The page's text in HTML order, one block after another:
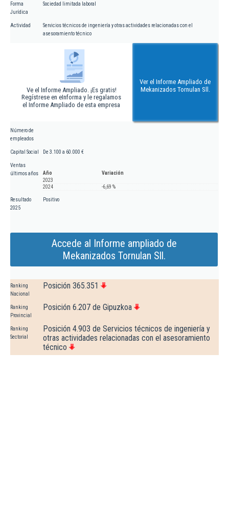
Forma
Jurídica
Sociedad limitada laboral
Actividad
Servicios técnicos de ingeniería y otras actividades relacionadas con el
asesoramiento técnico
Ve el Informe Ampliado. ¡Es gratis!
Regístrese en eInforma y le regalamos
el Informe Ampliado de esta empresa
Ver el Informe Ampliado de
Mekanizados Tornulan Sll.
Número de
empleados
Capital Social De 3.100 a 60.000 €
Ventas
últimos años
Año
Variación
2023
2024
-6,69 %
Resultado
2025
Positivo
Accede al Informe ampliado de
Mekanizados Tornulan Sll.
Ranking
Nacional
Posición 365.351
Ranking
Provincial
Posición 6.207 de Gipuzkoa
Ranking
Sectorial
Posición 4.903 de Servicios técnicos de ingeniería y
otras actividades relacionadas con el asesoramiento
técnico